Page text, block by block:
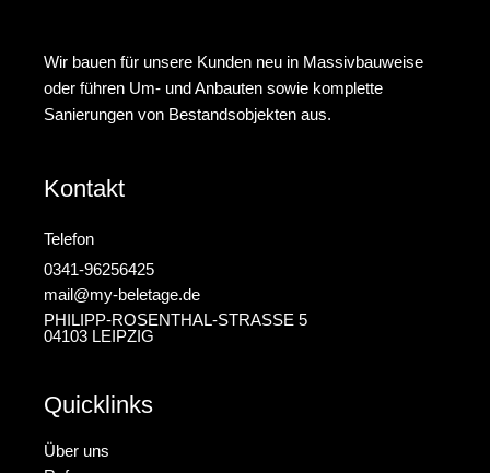
Wir bauen für unsere Kunden neu in Massivbauweise
oder führen Um- und Anbauten sowie komplette
Sanierungen von Bestandsobjekten aus.
Kontakt
Telefon
0341-96256425
mail@my-beletage.de
PHILIPP-ROSENTHAL-STRASSE 5
04103 LEIPZIG
Quicklinks
Über uns